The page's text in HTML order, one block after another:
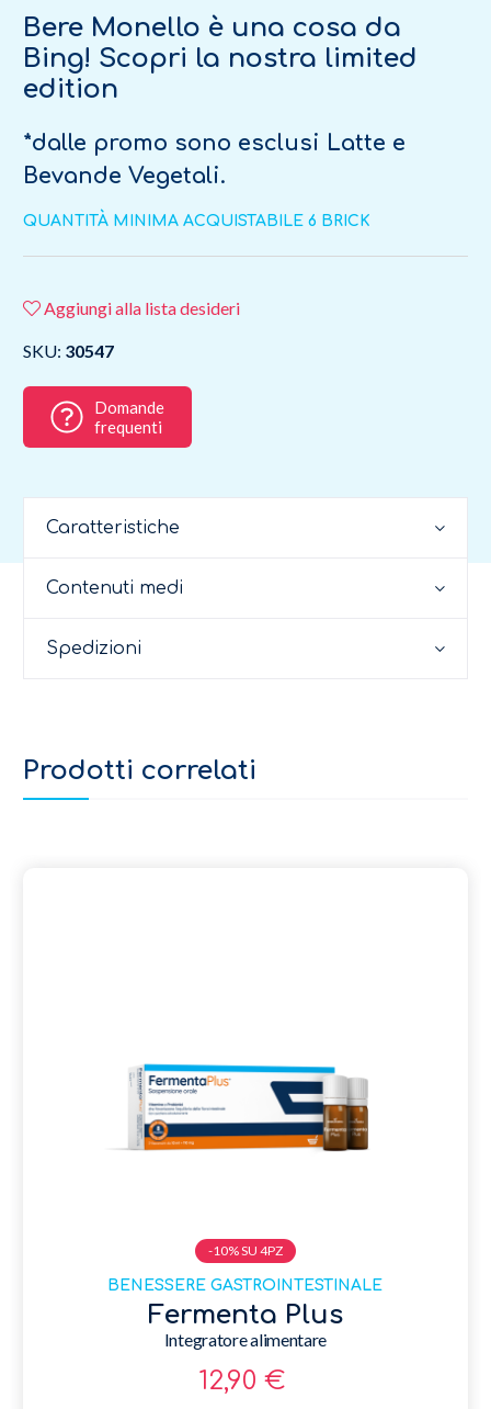
Bere Monello è una cosa da
Bing! Scopri la nostra limited
edition
*dalle promo sono esclusi Latte e
Bevande Vegetali.
QUANTITÀ MINIMA ACQUISTABILE 6 BRICK
Aggiungi alla lista desideri
SKU: 30547
Domande
frequenti
Caratteristiche
Contenuti medi
Spedizioni
Prodotti correlati
-10% SU 4PZ
BENESSERE GASTROINTESTINALE
Fermenta Plus
Integratore alimentare
12,90 €